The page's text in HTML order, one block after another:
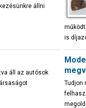
állni
is
áll az autósok
Tudjon